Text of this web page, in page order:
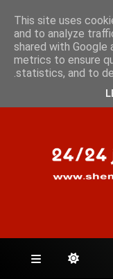
This site uses
and to analyze
shared with Google
metrics to ensure
statistics, and to